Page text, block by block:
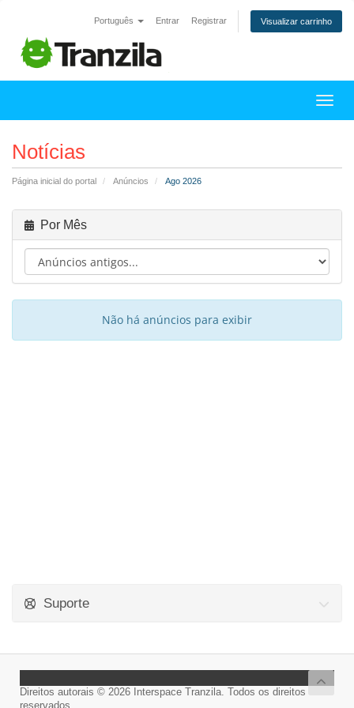
Português Entrar Registrar Visualizar carrinho
Notícias
Página inicial do portal Anúncios Ago 2026
Por Mês
Não há anúncios para exibir
Suporte
Direitos autorais © 2026 Interspace Tranzila. Todos os direitos
reservados.